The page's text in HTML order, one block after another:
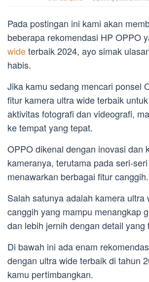
Pada postingan ini kami akan
beberapa rekomendasi HP OPPO
wideterbaik 2024, ayo simak
habis.
Jika kamu sedang mencari ponsel
fitur kamera ultra wide terbaik
aktivitas fotografi dan videografi,
ke tempat yang tepat.
OPPO dikenal dengan inovasi dan
kameranya, terutama pada seri-
menawarkan berbagai fitur canggih.
Salah satunya adalah kamera ultra
canggih yang mampu menangkap
dan lebih jernih dengan detail yang
Di bawah ini ada enam
dengan ultra wide terbaik di tahun
kamu pertimbangkan.